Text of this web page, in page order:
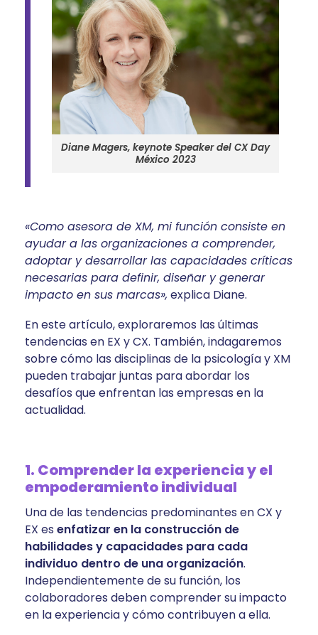
Diane Magers, keynote Speaker del CX Day
México 2023
«Como asesora de XM, mi función consiste en
ayudar a las organizaciones a comprender,
adoptar y desarrollar las capacidades críticas
necesarias para definir, diseñar y generar
impacto en sus marcas», explica Diane.
En este artículo, exploraremos las últimas
tendencias en EX y CX. También, indagaremos
sobre cómo las disciplinas de la psicología y XM
pueden trabajar juntas para abordar los
desafíos que enfrentan las empresas en la
actualidad.
1. Comprender la experiencia y el
empoderamiento individual
Una de las tendencias predominantes en CX y
EX es enfatizar en la construcción de
habilidades y capacidades para cada
individuo dentro de una organización.
Independientemente de su función, los
colaboradores deben comprender su impacto
en la experiencia y cómo contribuyen a ella.